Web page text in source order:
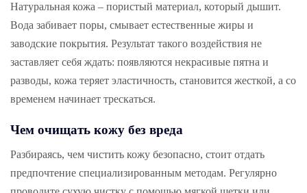
Натуральная кожа – пористый материал, который дышит.
Вода забивает поры, смывает естественные жиры и
заводские покрытия. Результат такого воздействия не
заставляет себя ждать: появляются некрасивые пятна и
разводы, кожа теряет эластичность, становится жесткой, а со
временем начинает трескаться.
Чем очищать кожу без вреда
Разбираясь, чем чистить кожу безопасно, стоит отдать
предпочтение специализированным методам. Регулярно